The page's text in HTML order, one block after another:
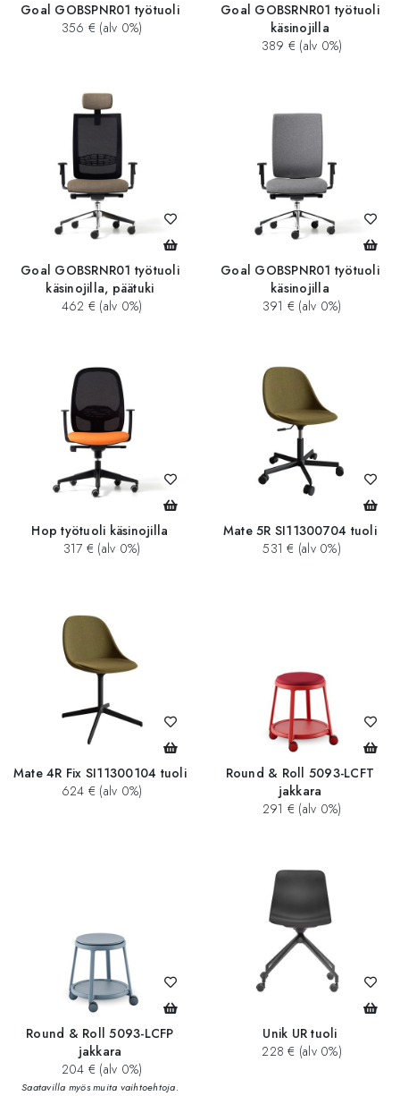
Goal GOBSPNR01 työtuoli
356 € (alv 0%)
Goal GOBSRNR01 työtuoli
käsinojilla
389 € (alv 0%)
Goal GOBSRNR01 työtuoli
käsinojilla, päätuki
462 € (alv 0%)
Goal GOBSPNR01 työtuoli
käsinojilla
391 € (alv 0%)
Hop työtuoli käsinojilla
317 € (alv 0%)
Mate 5R SI11300704 tuoli
531 € (alv 0%)
Mate 4R Fix SI11300104 tuoli
624 € (alv 0%)
Round & Roll 5093-LCFT
jakkara
291 € (alv 0%)
Round & Roll 5093-LCFP
jakkara
204 € (alv 0%)
Saatavilla myös muita vaihtoehtoja.
Unik UR tuoli
228 € (alv 0%)